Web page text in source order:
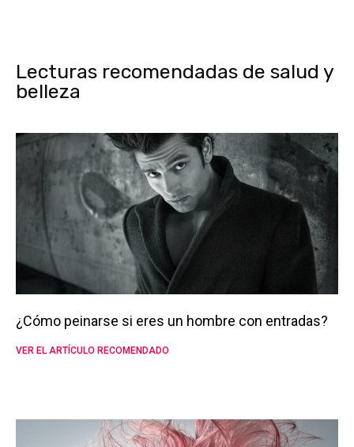
Lecturas recomendadas de salud y
belleza
¿Cómo peinarse si eres un hombre con entradas?
VER EL ARTÍCULO RECOMENDADO